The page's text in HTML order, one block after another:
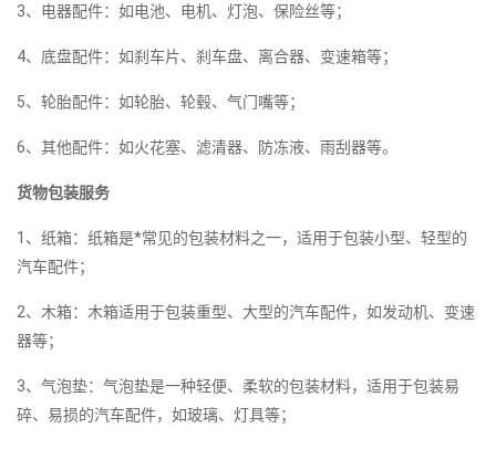
3、电器配件：如电池、电机、灯泡、保险丝等；
4、底盘配件：如刹车片、刹车盘、离合器、变速箱等；
5、轮胎配件：如轮胎、轮毂、气门嘴等；
6、其他配件：如火花塞、滤清器、防冻液、雨刮器等。
货物包装服务
1、纸箱：纸箱是*常见的包装材料之一，适用于包装小型、轻型的
汽车配件；
2、木箱：木箱适用于包装重型、大型的汽车配件，如发动机、变速
器等；
3、气泡垫：气泡垫是一种轻便、柔软的包装材料，适用于包装易
碎、易损的汽车配件，如玻璃、灯具等；